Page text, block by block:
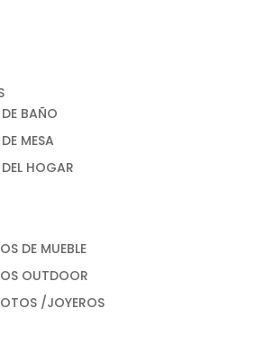
BAÑO
MESA
HOGAR
DE MUEBLE
OUTDOOR
/JOYEROS